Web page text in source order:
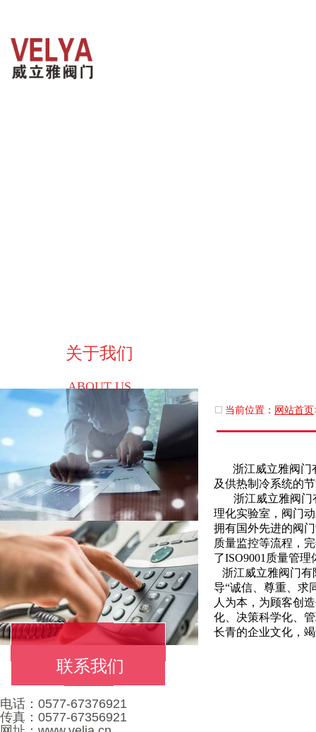
电话：0577-67376921
传真：0577-67356921
关于我们
ABOUT US
联系我们
浙江威立雅阀门
及供热制冷系统的
浙江威立雅阀门
理化实验室，阀门
拥有国外先进的阀
质量监控等流程，
了ISO9001质量管
浙江威立雅阀门有
导“诚信、尊重、求
人为本，为顾客创
化、决策科学化、
长青的企业文化，
当前位置： 网站首页